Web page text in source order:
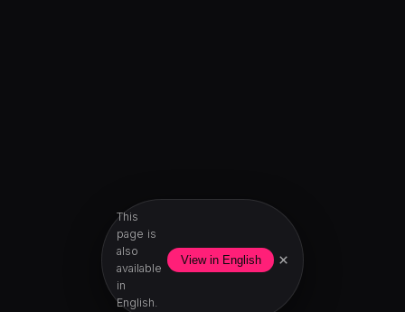
This
page is
also
available
in
English.
View in English ×